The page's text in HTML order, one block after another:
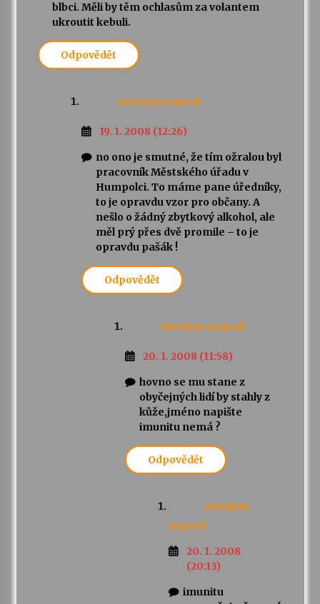
blbci. Měli by těm ochlasům za volantem
ukroutit kebuli.
Odpovědět
Anonym napsal:
19. 1. 2008 (12:26)
no ono je smutné, že tím ožralou byl
pracovník Městského úřadu v
Humpolci. To máme pane úředníky,
to je opravdu vzor pro občany. A
nešlo o žádný zbytkový alkohol, ale
měl prý přes dvě promile – to je
opravdu pašák !
Odpovědět
Anonym napsal:
20. 1. 2008 (11:58)
hovno se mu stane z
obyčejných lidí by stahly z
kůže,jméno napište
imunitu nemá ?
Odpovědět
Anonym
napsal:
20. 1. 2008
(20:13)
imunitu